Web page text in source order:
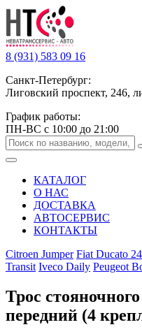
8 (931) 583 09 16
Санкт-Петербург:
Лиговский проспект, 246,
График работы:
ПН-ВС с 10:00 до 21:00
КАТАЛОГ
О НАС
ДОСТАВКА
АВТОСЕРВИС
КОНТАКТЫ
Citroen Jumper Fiat Ducato
Transit Iveco Daily Peugeot
Трос
передний (4